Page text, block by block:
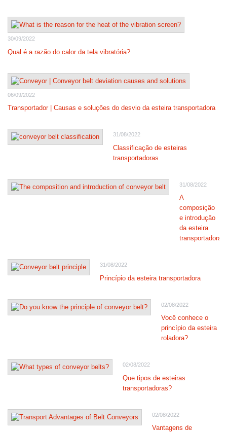
30/09/2022
Qual é a razão do calor da tela vibratória?
06/09/2022
Transportador | Causas e soluções do desvio da esteira transportadora
31/08/2022
Classificação de esteiras
transportadoras
31/08/2022
A
composição
e introdução
da esteira
transportadora
31/08/2022
Princípio da esteira transportadora
02/08/2022
Você conhece o
princípio da esteira
roladora?
02/08/2022
Que tipos de esteiras
transportadoras?
02/08/2022
Vantagens de